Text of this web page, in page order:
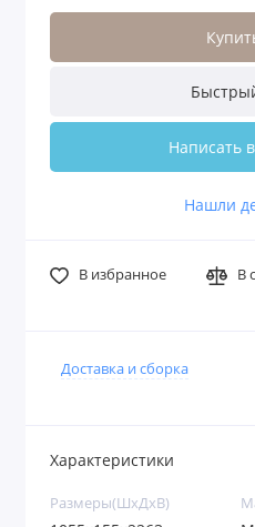
Написать
Нашли
В избранное В
Доставка и сборка
Характеристики
Размеры(ШхДхВ)